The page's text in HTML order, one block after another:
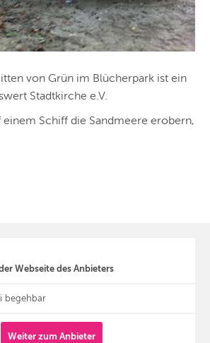
von Grün im Blücherpark ist ein
Stadtkirche e.V.
einem Schiff die Sandmeere erobern,
Webseite des Anbieters
begehbar
Weiter zum Anbieter